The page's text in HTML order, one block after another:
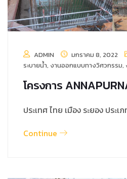
ADMIN มกราคม 8, 2022
ระบายน้ำ, งานออกแบบทางวิศวกรรม,
โครงการ
ประเทศ ไทย เมือง ระยอง ประเ
Continue